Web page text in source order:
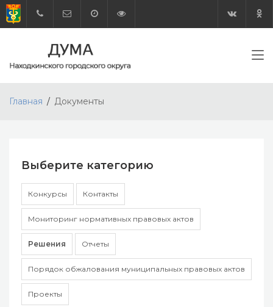
Главная Документы
Выберите категорию
Конкурсы Контакты
Мониторинг нормативных правовых актов
Решения Отчеты
Порядок обжалования муниципальных правовых актов
Проекты